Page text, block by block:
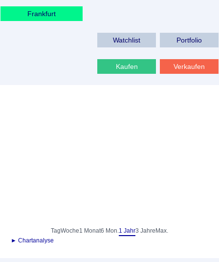
Frankfurt
Watchlist Portfolio
Kaufen Verkaufen
TagWoche1 Monat6 Mon.1 Jahr3 Jahre Max.
► Chartanalyse